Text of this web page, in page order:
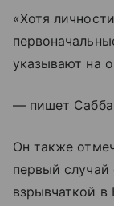
«Хотя
указывают на
— пишет
Он также
первый случай
взрывчаткой в